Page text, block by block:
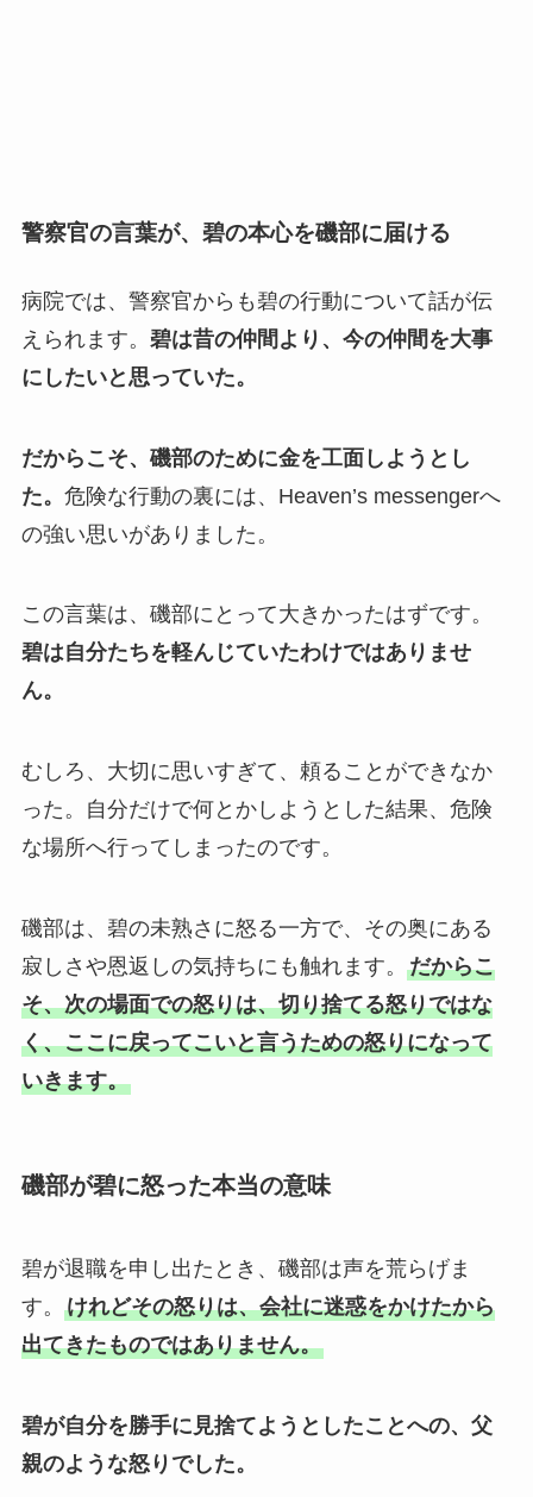
警察官の言葉が、碧の本心を磯部に届ける
病院では、警察官からも碧の行動について話が伝
えられます。 碧は昔の仲間より、今の仲間を大事
にしたいと思っていた。
だからこそ、磯部のために金を工面しようとし
た。 危険な行動の裏には、Heaven’s messengerへ
の強い思いがありました。
この言葉は、磯部にとって大きかったはずです。
碧は自分たちを軽んじていたわけではありませ
ん。
むしろ、大切に思いすぎて、頼ることができなか
った。自分だけで何とかしようとした結果、危険
な場所へ行ってしまったのです。
磯部は、碧の未熟さに怒る一方で、その奥にある
寂しさや恩返しの気持ちにも触れます。 だからこ
そ、次の場面での怒りは、切り捨てる怒りではな
く、ここに戻ってこいと言うための怒りになって
いきます。
磯部が碧に怒った本当の意味
碧が退職を申し出たとき、磯部は声を荒らげま
す。 けれどその怒りは、会社に迷惑をかけたから
出てきたものではありません。
碧が自分を勝手に見捨てようとしたことへの、父
親のような怒りでした。